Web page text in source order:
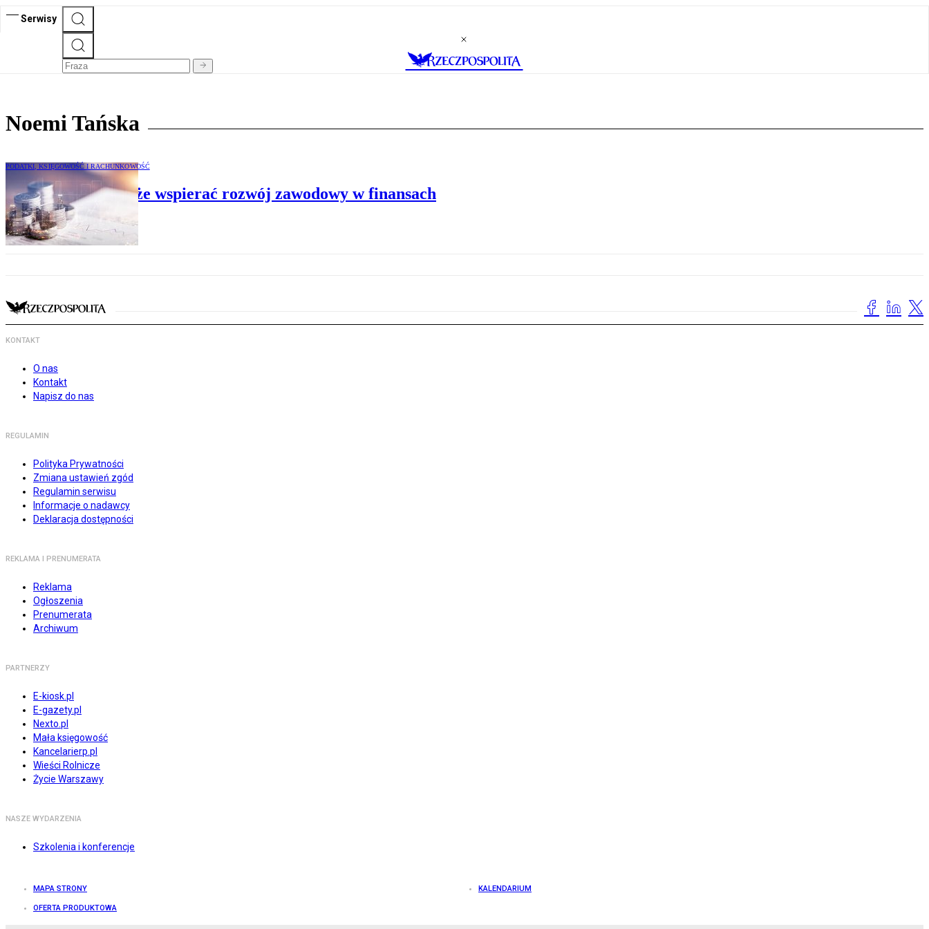
Serwisy
Noemi Tańska
PODATKI, KSIĘGOWOŚĆ I RACHUNKOWOŚĆ
Jak mentoring może wspierać rozwój zawodowy w finansach
KONTAKT
O nas
Kontakt
Napisz do nas
REGULAMIN
Polityka Prywatności
Zmiana ustawień zgód
Regulamin serwisu
Informacje o nadawcy
Deklaracja dostępności
REKLAMA I PRENUMERATA
Reklama
Ogłoszenia
Prenumerata
Archiwum
PARTNERZY
E-kiosk.pl
E-gazety.pl
Nexto.pl
Mała księgowość
Kancelarierp.pl
Wieści Rolnicze
Życie Warszawy
NASZE WYDARZENIA
Szkolenia i konferencje
MAPA STRONY KALENDARIUM
OFERTA PRODUKTOWA